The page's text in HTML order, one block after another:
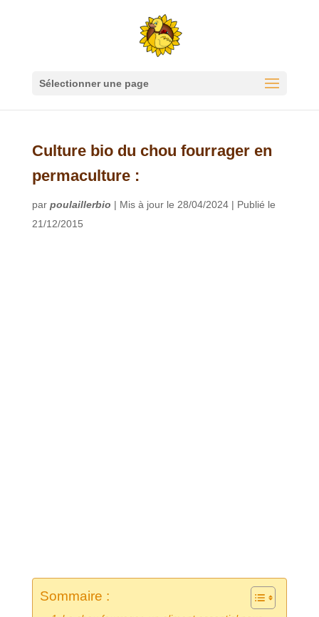
Sélectionner une page
Culture bio du chou fourrager en
permaculture :
par poulaillerbio | Mis à jour le 28/04/2024 | Publié le
21/12/2015
Sommaire :